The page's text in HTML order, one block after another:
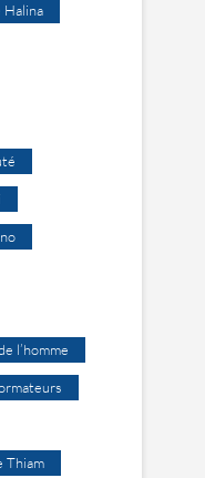
Halina
l’homme
Thiam